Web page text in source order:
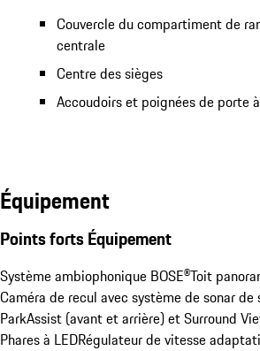
Couvercle du compartiment de
centrale
Centre des sièges
Accoudoirs et poignées de porte
Équipement
Points forts Équipement
Système ambiophonique BOSE®Toit
Caméra de recul avec système de sonar
ParkAssist (avant et arrière) et Surround
Phares à LEDRégulateur de vitesse